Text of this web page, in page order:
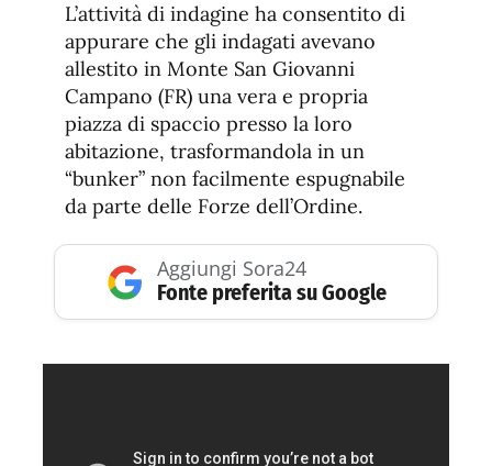
L’attività di indagine ha consentito di
appurare che gli indagati avevano
allestito in Monte San Giovanni
Campano (FR) una vera e propria
piazza di spaccio presso la loro
abitazione, trasformandola in un
“bunker” non facilmente espugnabile
da parte delle Forze dell’Ordine.
Aggiungi Sora24
Fonte preferita su Google